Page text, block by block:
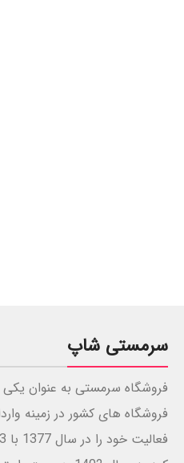
سرمستی شاپ
فروشگاه سرمستی به عنوان یکی
فروشگاه های کشور در زمینه